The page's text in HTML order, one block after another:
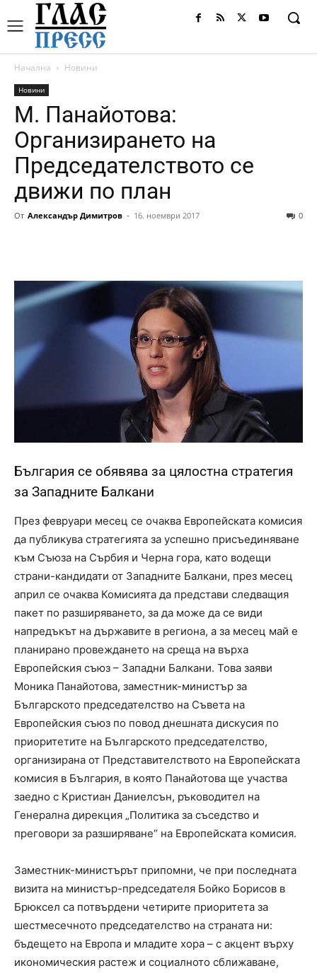
Начална Новини
Новини
М. Панайотова:
Организирането на
Председателството се
движи по план
От Александър Димитров - 16. ноември 2017 0
България се обявява за цялостна стратегия
за Западните Балкани
През февруари месец се очаква Европейската комисия
да публикува стратегията за успешно присъединяване
към Съюза на Сърбия и Черна гора, като водещи
страни-кандидати от Западните Балкани, през месец
април се очаква Комисията да представи следващия
пакет по разширяването, за да може да се види
напредъкът на държавите в региона, а за месец май е
планирано провеждането на среща на върха
Европейския съюз – Западни Балкани. Това заяви
Моника Панайотова, заместник-министър за
Българското председателство на Съвета на
Европейския съюз по повод днешната дискусия по
приоритетите на Българското председателство,
организирана от Представителството на Европейската
комисия в България, в която Панайотова ще участва
заедно с Кристиан Даниелсън, ръководител на
Генерална дирекция „Политика за съседство и
преговори за разширяване“ на Европейската комисия.
Заместник-министърът припомни, че при последната
визита на министър-председателя Бойко Борисов в
Брюксел са потвърдени четирите приоритета за
шестмесечното председателство на страната ни:
бъдещето на Европа и младите хора – с акцент върху
икономическия растеж и социалното сближаване,